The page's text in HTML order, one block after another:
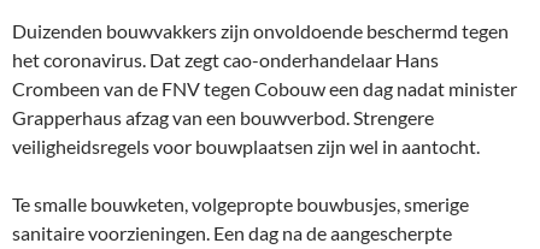
Duizenden bouwvakkers zijn onvoldoende beschermd tegen
het coronavirus. Dat zegt cao-onderhandelaar Hans
Crombeen van de FNV tegen Cobouw een dag nadat minister
Grapperhaus afzag van een bouwverbod. Strengere
veiligheidsregels voor bouwplaatsen zijn wel in aantocht.
Te smalle bouwketen, volgepropte bouwbusjes, smerige
sanitaire voorzieningen. Een dag na de aangescherpte